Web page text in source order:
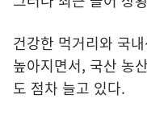
건강한 먹거리와 국
높아지면서, 국산 농
도 점차 늘고 있다.